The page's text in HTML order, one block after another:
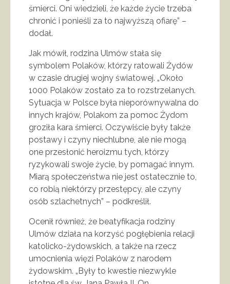
śmierci. Oni wiedzieli, że każde życie trzeba
chronić i ponieśli za to najwyższą ofiarę” –
dodał.
Jak mówił, rodzina Ulmów stała się
symbolem Polaków, którzy ratowali Żydów
w czasie drugiej wojny światowej. „Około
1000 Polaków zostało za to rozstrzelanych.
Sytuacja w Polsce była nieporównywalna do
innych krajów, Polakom za pomoc Żydom
groziła kara śmierci. Oczywiście były także
postawy i czyny niechlubne, ale nie mogą
one przesłonić heroizmu tych, którzy
ryzykowali swoje życie, by pomagać innym.
Miarą społeczeństwa nie jest ostatecznie to,
co robią niektórzy przestępcy, ale czyny
osób szlachetnych” – podkreślił.
Ocenił również, że beatyfikacja rodziny
Ulmów działa na korzyść pogłębienia relacji
katolicko-żydowskich, a także na rzecz
umocnienia więzi Polaków z narodem
żydowskim. „Były to kwestie niezwykle